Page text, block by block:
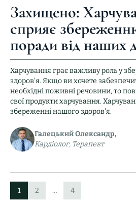
Програма “Базова”
Бювет
Послуги медичного
Контакти
Забронювати
Захищено:
сприяє
поради від наших
Харчування грає важливу роль у
здоров'я. Якщо ви хочете
необхідні поживні речовини, то
свої продукти харчування.
збереженні нашого здоров'я.
Галецький Олександр,
Кардіолог, Терапевт
1 2 … 4